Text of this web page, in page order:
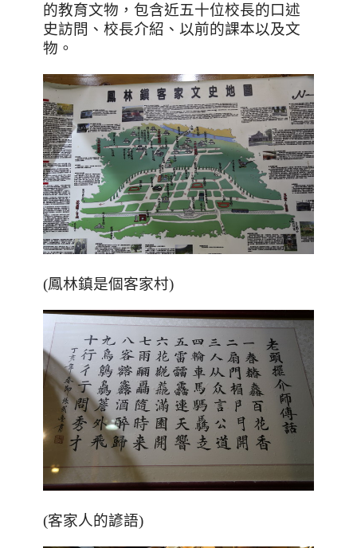
的教育文物，包含近五十位校長的口述
史訪問、校長介紹、以前的課本以及文
物。
(鳳林鎮是個客家村)
(客家人的諺語)